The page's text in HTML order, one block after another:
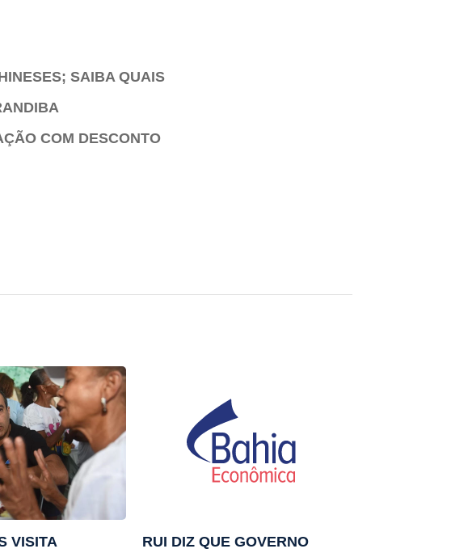
SAIBA QUAIS
COM DESCONTO
VISITA RUI DIZ QUE GOVERNO